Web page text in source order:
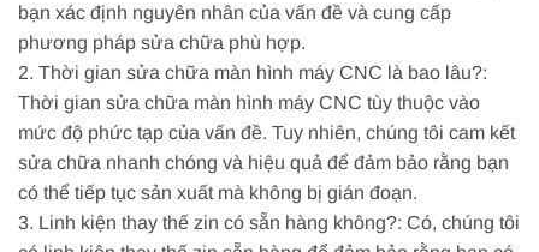
bạn xác định nguyên nhân của vấn đề và cung cấp
phương pháp sửa chữa phù hợp.
2. Thời gian sửa chữa màn hình máy CNC là bao lâu?:
Thời gian sửa chữa màn hình máy CNC tùy thuộc vào
mức độ phức tạp của vấn đề. Tuy nhiên, chúng tôi cam kết
sửa chữa nhanh chóng và hiệu quả để đảm bảo rằng bạn
có thể tiếp tục sản xuất mà không bị gián đoạn.
3. Linh kiện thay thế zin có sẵn hàng không?: Có, chúng tôi